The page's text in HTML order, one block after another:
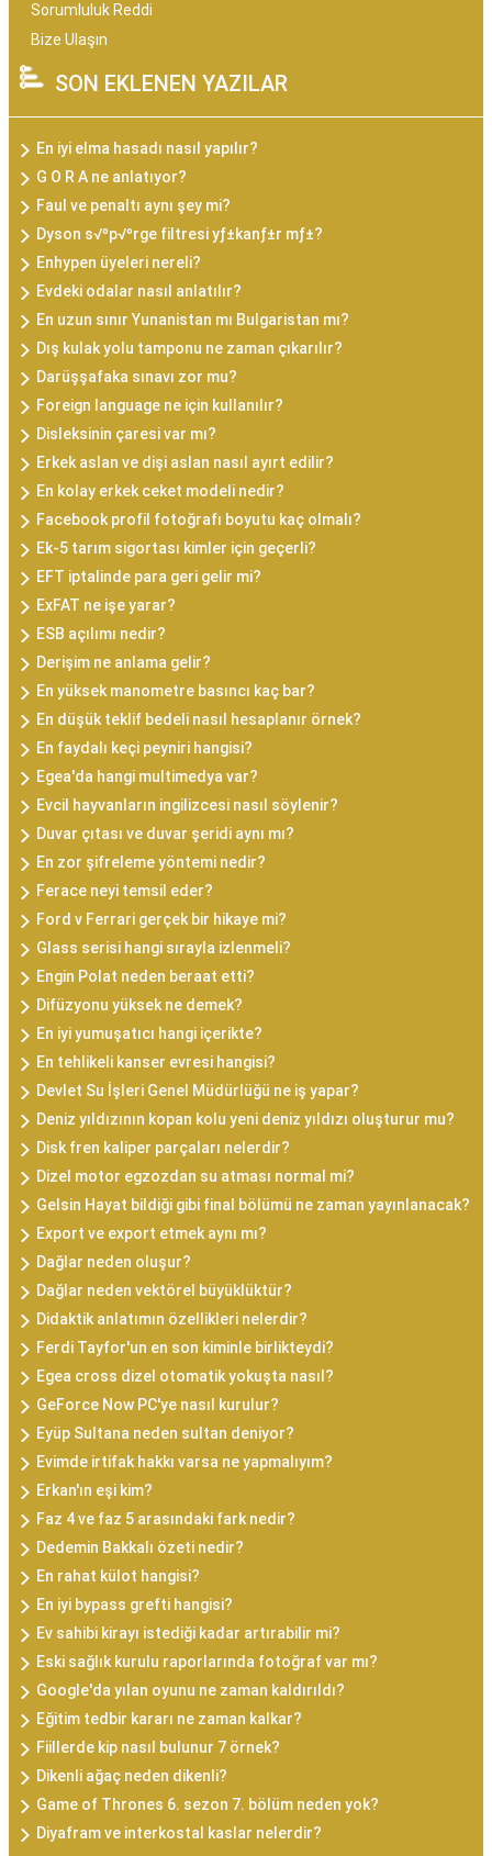
Sorumluluk Reddi
Bize Ulaşın
SON EKLENEN YAZILAR
En iyi elma hasadı nasıl yapılır?
G O R A ne anlatıyor?
Faul ve penaltı aynı şey mi?
Dyson s√ºp√ºrge filtresi yƒ±kanƒ±r mƒ±?
Enhypen üyeleri nereli?
Evdeki odalar nasıl anlatılır?
En uzun sınır Yunanistan mı Bulgaristan mı?
Dış kulak yolu tamponu ne zaman çıkarılır?
Darüşşafaka sınavı zor mu?
Foreign language ne için kullanılır?
Disleksinin çaresi var mı?
Erkek aslan ve dişi aslan nasıl ayırt edilir?
En kolay erkek ceket modeli nedir?
Facebook profil fotoğrafı boyutu kaç olmalı?
Ek-5 tarım sigortası kimler için geçerli?
EFT iptalinde para geri gelir mi?
ExFAT ne işe yarar?
ESB açılımı nedir?
Derişim ne anlama gelir?
En yüksek manometre basıncı kaç bar?
En düşük teklif bedeli nasıl hesaplanır örnek?
En faydalı keçi peyniri hangisi?
Egea'da hangi multimedya var?
Evcil hayvanların ingilizcesi nasıl söylenir?
Duvar çıtası ve duvar şeridi aynı mı?
En zor şifreleme yöntemi nedir?
Ferace neyi temsil eder?
Ford v Ferrari gerçek bir hikaye mi?
Glass serisi hangi sırayla izlenmeli?
Engin Polat neden beraat etti?
Difüzyonu yüksek ne demek?
En iyi yumuşatıcı hangi içerikte?
En tehlikeli kanser evresi hangisi?
Devlet Su İşleri Genel Müdürlüğü ne iş yapar?
Deniz yıldızının kopan kolu yeni deniz yıldızı oluşturur mu?
Disk fren kaliper parçaları nelerdir?
Dizel motor egzozdan su atması normal mi?
Gelsin Hayat bildiği gibi final bölümü ne zaman yayınlanacak?
Export ve export etmek aynı mı?
Dağlar neden oluşur?
Dağlar neden vektörel büyüklüktür?
Didaktik anlatımın özellikleri nelerdir?
Ferdi Tayfor'un en son kiminle birlikteydi?
Egea cross dizel otomatik yokuşta nasıl?
GeForce Now PC'ye nasıl kurulur?
Eyüp Sultana neden sultan deniyor?
Evimde irtifak hakkı varsa ne yapmalıyım?
Erkan'ın eşi kim?
Faz 4 ve faz 5 arasındaki fark nedir?
Dedemin Bakkalı özeti nedir?
En rahat külot hangisi?
En iyi bypass grefti hangisi?
Ev sahibi kirayı istediği kadar artırabilir mi?
Eski sağlık kurulu raporlarında fotoğraf var mı?
Google'da yılan oyunu ne zaman kaldırıldı?
Eğitim tedbir kararı ne zaman kalkar?
Fiillerde kip nasıl bulunur 7 örnek?
Dikenli ağaç neden dikenli?
Game of Thrones 6. sezon 7. bölüm neden yok?
Diyafram ve interkostal kaslar nelerdir?